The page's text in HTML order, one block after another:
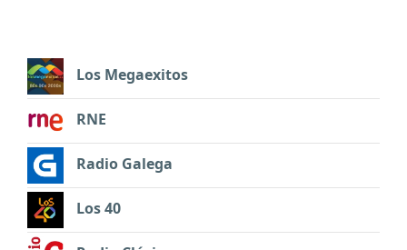
Los Megaexitos
RNE
Radio Galega
Los 40